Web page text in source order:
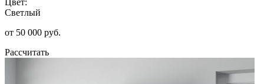
Светлый
от 50 000 руб.
Рассчитать